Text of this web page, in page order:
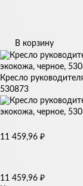
В корзину
Кресло
530873
11 459,96 ₽
11 459,96 ₽